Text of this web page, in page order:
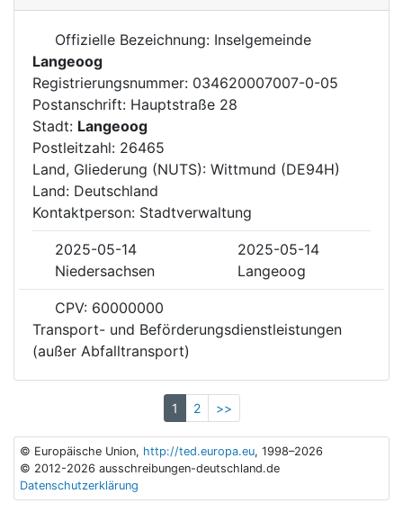
Offizielle Bezeichnung: Inselgemeinde
Langeoog
Registrierungsnummer: 034620007007-0-05
Postanschrift: Hauptstraße 28
Stadt: Langeoog
Postleitzahl: 26465
Land, Gliederung (NUTS): Wittmund (DE94H)
Land: Deutschland
Kontaktperson: Stadtverwaltung
2025-05-14
2025-05-14
Niedersachsen
Langeoog
CPV: 60000000
Transport- und Beförderungsdienstleistungen
(außer Abfalltransport)
1 2 >>
© Europäische Union, http://ted.europa.eu, 1998–2026
© 2012-2026 ausschreibungen-deutschland.de
Datenschutzerklärung